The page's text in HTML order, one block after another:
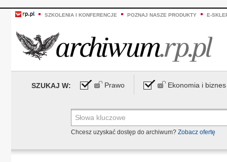
SZKOLENIA I KONFERENCJE POZNAJ NASZE PRODUKTY E-
SZUKAJ W: Prawo Ekonomia i biznes
Chcesz uzyskać dostęp do archiwum? Zobacz ofertę